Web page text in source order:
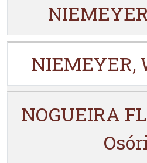
NIEMEYER,
NOGUEIRA